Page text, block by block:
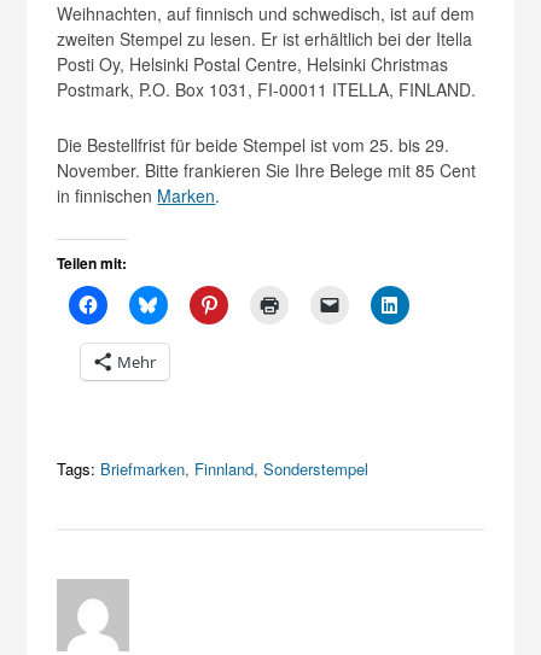
Weihnachten, auf finnisch und schwedisch, ist auf dem
zweiten Stempel zu lesen. Er ist erhältlich bei der Itella
Posti Oy, Helsinki Postal Centre, Helsinki Christmas
Postmark, P.O. Box 1031, FI-00011 ITELLA, FINLAND.
Die Bestellfrist für beide Stempel ist vom 25. bis 29.
November. Bitte frankieren Sie Ihre Belege mit 85 Cent
in finnischen Marken.
Teilen mit:
Mehr
Tags: Briefmarken, Finnland,Sonderstempel